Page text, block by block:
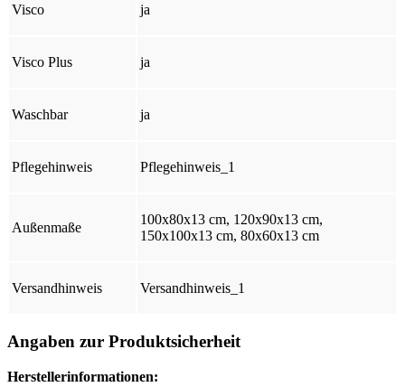
Visco ja
Visco Plus ja
Waschbar ja
Pflegehinweis Pflegehinweis_1
Außenmaße
100x80x13 cm, 120x90x13 cm,
150x100x13 cm, 80x60x13 cm
Versandhinweis Versandhinweis_1
Angaben zur Produktsicherheit
Herstellerinformationen: